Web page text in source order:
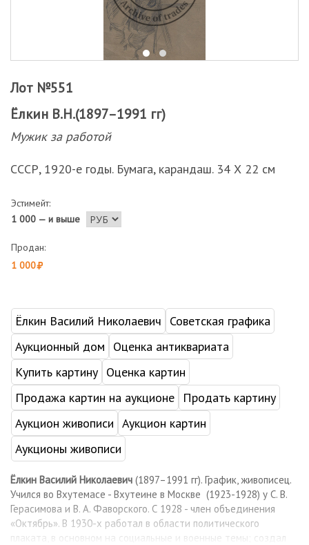
Лот №551
Ёлкин В.Н.(1897–1991 гг)
Мужик за работой
СССР, 1920-е годы. Бумага, карандаш. 34 Х 22 см
Эстимейт:
1 000 — и выше
Продан:
1 000
Ёлкин Василий Николаевич
Советская графика
Аукционный дом
Оценка антиквариата
Купить картину Оценка картин
Продажа картин на аукционе
Продать картину
Аукцион живописи Аукцион картин
Аукционы живописи
Ёлкин Василий Николаевич (1897–1991 гг). График, живописец.
Учился во Вхутемасе - Вхутеине в Москве (1923-1928) у С. В.
Герасимова и В. А. Фаворского. С 1928 - член объединения
«Октябрь». В 1930-х работал в области политического
плаката, в основном на социальные и военные темы; создал